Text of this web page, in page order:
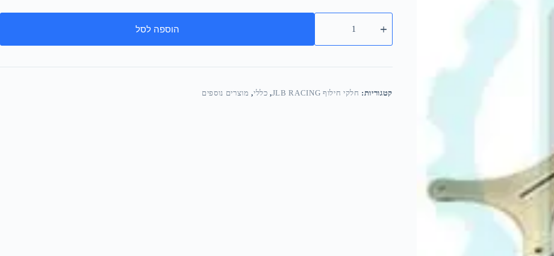
הוספה לסל
קטגוריות: חלקי חילוף JLB RACING , כללי, מוצרים נוספים